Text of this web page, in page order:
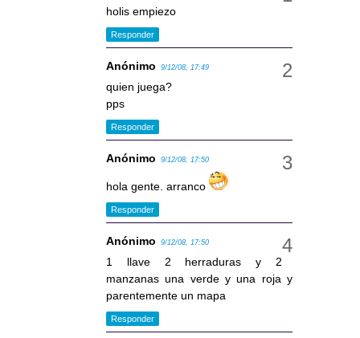
holis empiezo
Responder
Anónimo 9/12/08, 17:49
quien juega?
pps
Responder
Anónimo 9/12/08, 17:50
hola gente. arranco
Responder
Anónimo 9/12/08, 17:50
1 llave 2 herraduras y 2
manzanas una verde y una roja y
parentemente un mapa
Responder